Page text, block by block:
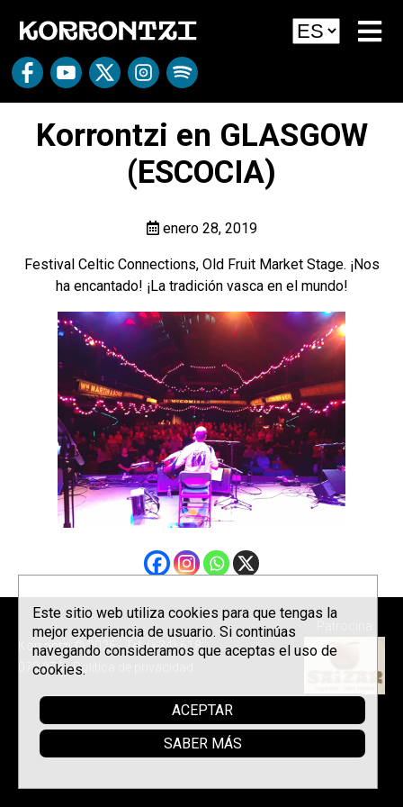
Korrontzi en GLASGOW
(ESCOCIA)
enero 28, 2019
Festival Celtic Connections, Old Fruit Market Stage. ¡Nos
ha encantado! ¡La tradición vasca en el mundo!
Korrontzi © 2026 - Tel. (+34) 618
072 076 -Política de privacidad
Este sitio web utiliza cookies para que tengas la
mejor experiencia de usuario. Si continúas
navegando consideramos que aceptas el uso de
cookies.
ACEPTAR
SABER MÁS